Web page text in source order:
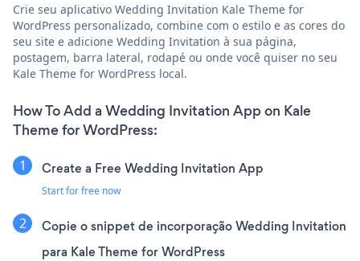
Crie seu aplicativo Wedding Invitation Kale Theme for
WordPress personalizado, combine com o estilo e as cores do
seu site e adicione Wedding Invitation à sua página,
postagem, barra lateral, rodapé ou onde você quiser no seu
Kale Theme for WordPress local.
How To Add a Wedding Invitation App on Kale
Theme for WordPress:
Create a Free Wedding Invitation App
Start for free now
Copie o snippet de incorporação Wedding Invitation
para Kale Theme for WordPress